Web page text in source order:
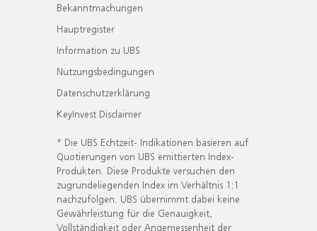
Bekanntmachungen
Hauptregister
Information zu UBS
Nutzungsbedingungen
Datenschutzerklärung
KeyInvest Disclaimer
* Die UBS Echtzeit- Indikationen basieren auf
Quotierungen von UBS emittierten Index-
Produkten. Diese Produkte versuchen den
zugrundeliegenden Index im Verhältnis 1:1
nachzufolgen. UBS übernimmt dabei keine
Gewährleistung für die Genauigkeit,
Vollständigkeit oder Angemessenheit der